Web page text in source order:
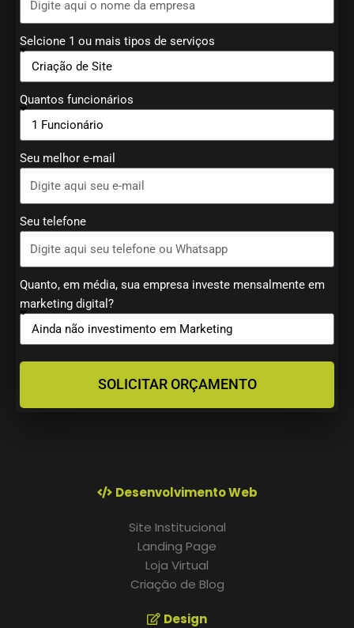
Selcione 1 ou mais tipos de serviços
Quantos funcionários
Seu melhor e-mail
Seu telefone
Quanto, em média, sua empresa investe mensalmente em
marketing digital?
SOLICITAR ORÇAMENTO
Desenvolvimento Web
Site Institucional
Landing Page
Loja Virtual
Criação de Blog
Design